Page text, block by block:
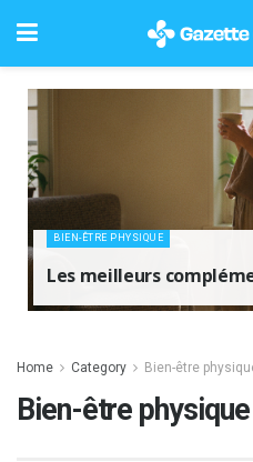
BIEN-ÊTRE PHYSIQUE
Les meilleurs
Home Category Bien-être
Bien-être physique